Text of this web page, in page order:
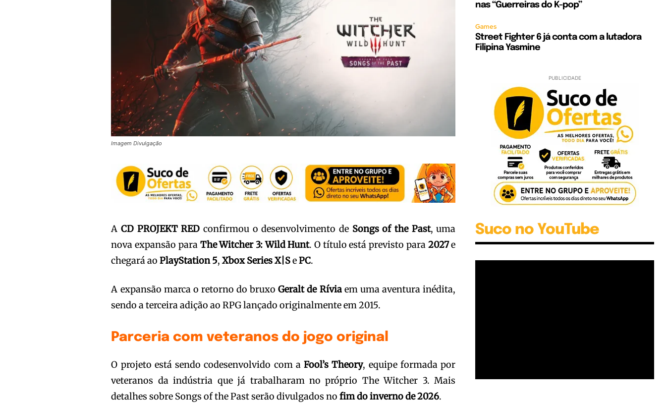
Imagem Divulgação
ACD PROJEKT RED confirmou o desenvolvimento de Songs of the Past, uma
nova expansão para The Witcher 3: Wild Hunt. O título está previsto para 2027e
chegará aoPlayStation 5,Xbox Series X|SePC.
A expansão marca o retorno do bruxoGeralt de Ríviaem uma aventura inédita,
sendo a terceira adição ao RPG lançado originalmente em 2015.
Parceria com veteranos do jogo original
O projeto está sendo codesenvolvido com aFool’s Theory, equipe formada por
veteranos da indústria que já trabalharam no próprio The Witcher 3. Mais
detalhes sobre Songs of the Past serão divulgados nofim do inverno de 2026.
nas “Guerreiras do K-pop”
Games
Street Fighter 6 já conta com a lutadora
Filipina Yasmine
PUBLICIDADE
Suco no YouTube